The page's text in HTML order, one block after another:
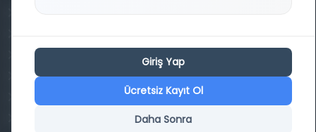
Türkçe Metin Sıklık Analizi
Kazakça Metin Sıklık Analizi
Transkripsiyon Alfabesi Çevirisi
Tarihi Dokümanlarda Görüntü İyileştirilmesi
Giriş Yap
Ücretsiz Kayıt Ol
Daha Sonra